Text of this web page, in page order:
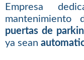
Empresa
puertas de
ya sean